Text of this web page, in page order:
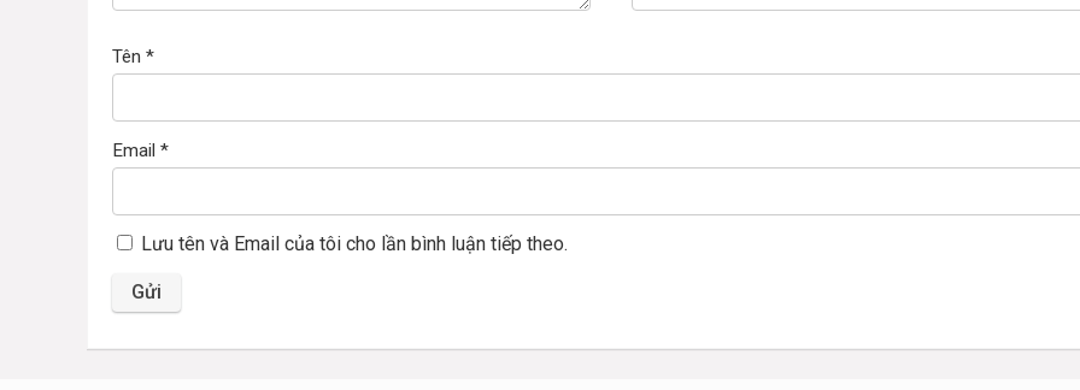
Tên *
Email *
Lưu tên và Email của tôi cho lần bình luận tiếp theo.